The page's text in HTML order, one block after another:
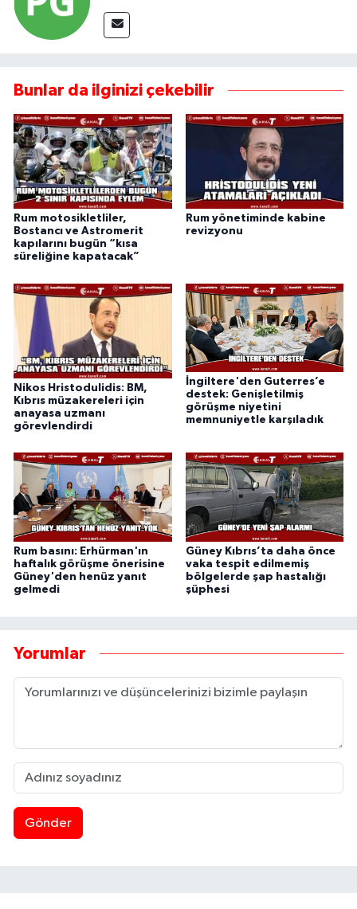
Bunlar da ilginizi çekebilir
Rum motosikletliler,
Bostancı ve Astromerit
kapılarını bugün “kısa
süreliğine kapatacak”
Rum yönetiminde kabine
revizyonu
Nikos Hristodulidis: BM,
Kıbrıs müzakereleri için
anayasa uzmanı
görevlendirdi
İngiltere'den Guterres’e
destek: Genişletilmiş
görüşme niyetini
memnuniyetle karşıladık
Rum basını: Erhürman'ın
haftalık görüşme önerisine
Güney'den henüz yanıt
gelmedi
Güney Kıbrıs’ta daha önce
vaka tespit edilmemiş
bölgelerde şap hastalığı
şüphesi
Yorumlar
Gönder